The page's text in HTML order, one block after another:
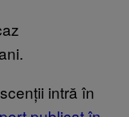
intră în